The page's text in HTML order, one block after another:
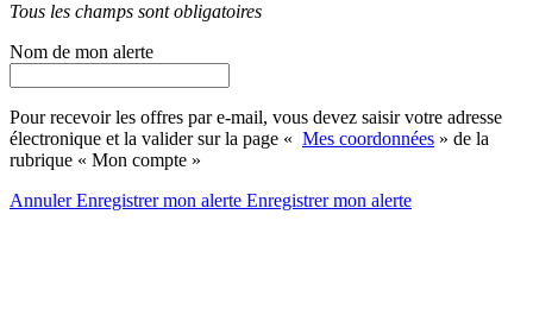
Tous les champs sont obligatoires
Nom de mon alerte
Pour recevoir les offres par e-mail, vous devez saisir votre adresse
électronique et la valider sur la page « Mes coordonnées » de la
rubrique « Mon compte »
AnnulerEnregistrer mon alerte Enregistrermon alerte